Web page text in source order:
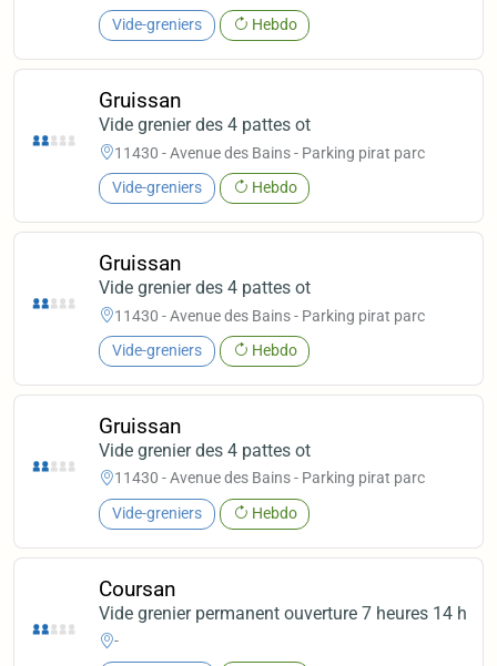
Vide-greniers Hebdo
Gruissan
Vide grenier des 4 pattes ot
11430 - Avenue des Bains - Parking pirat parc
Vide-greniers Hebdo
Gruissan
Vide grenier des 4 pattes ot
11430 - Avenue des Bains - Parking pirat parc
Vide-greniers Hebdo
Gruissan
Vide grenier des 4 pattes ot
11430 - Avenue des Bains - Parking pirat parc
Vide-greniers Hebdo
Coursan
Vide grenier permanent ouverture 7 heures 14 h
-